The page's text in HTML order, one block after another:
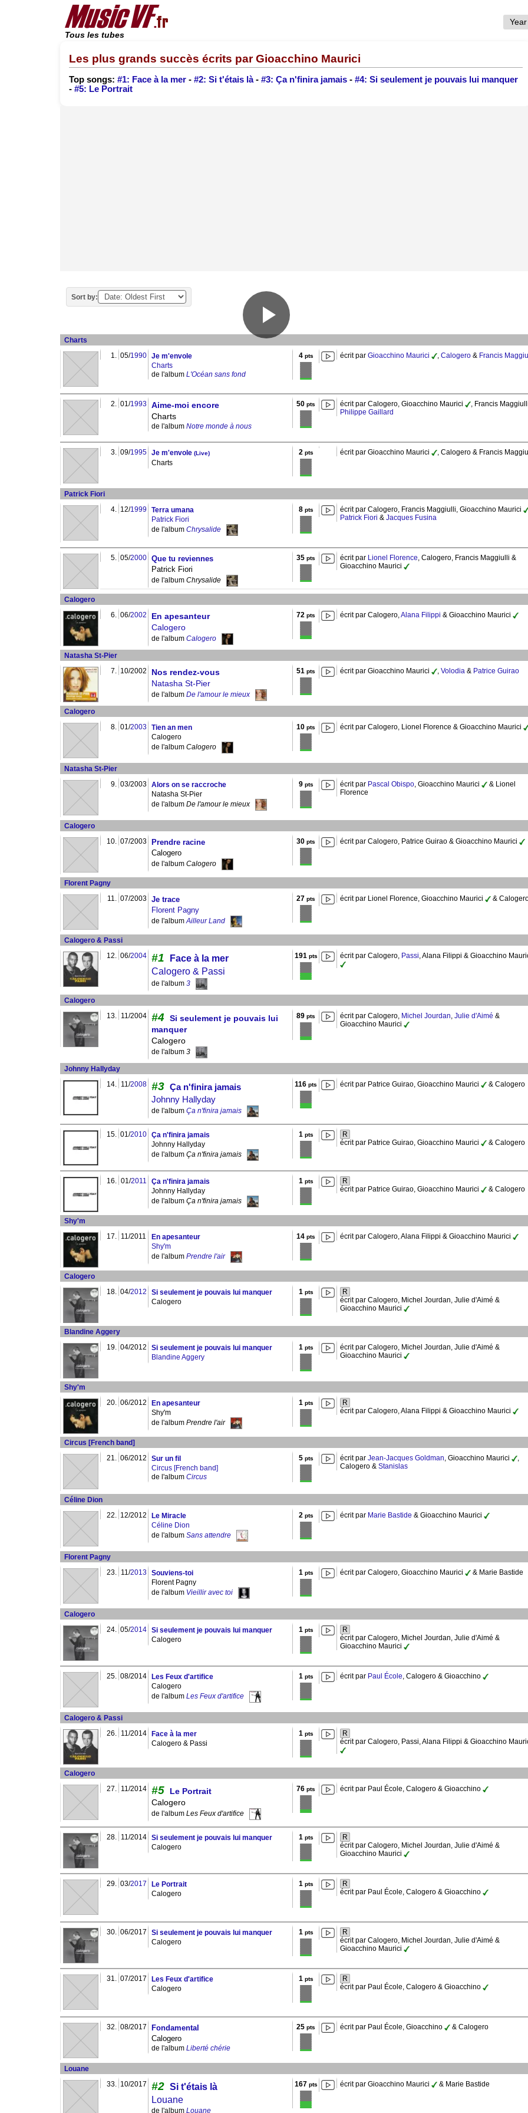
Tous les tubes
Les plus grands succès écrits par Gioacchino Maurici
Top songs: #1: Face à la mer - #2: Si t'étais là- #3: Ça n'finira jamais - #4: Si seulement je pouvais lui manquer
- #5: Le Portrait
Sort by:
Charts
1. 05/1990 Je m'envole
Charts
de l'album L'Océan sans fond
4pts écrit par Gioacchino Maurici , Calogero & Francis
2. 01/1993
Aime-moi encore
Charts
de l'album Notre monde à nous
50 pts écrit par Calogero, Gioacchino Maurici
, Francis
Philippe Gaillard
3. 09/1995 Je m'envole (Live)
Charts
2 pts écrit par Gioacchino Maurici , Calogero & Francis
Patrick Fiori
4. 12/1999
Terra umana
Patrick Fiori
de l'album Chrysalide
8pts
écrit par Calogero, Francis Maggiulli, Gioacchino Maurici
Patrick Fiori & Jacques Fusina
5. 05/2000 Que tu reviennes
Patrick Fiori
de l'album Chrysalide
35 pts écrit par Lionel Florence, Calogero, Francis Maggiulli &
Gioacchino Maurici
Calogero
6. 06/2002
En apesanteur
Calogero
de l'album Calogero
72 pts écrit par Calogero,Alana Filippi & Gioacchino Maurici
Natasha St-Pier
7. 10/2002
Nos rendez-vous
Natasha St-Pier
de l'album De l'amour le mieux
51 pts écrit par Gioacchino Maurici , Volodia & Patrice Guirao
Calogero
8. 01/2003
Tien an men
Calogero
de l'album Calogero
10 pts écrit par Calogero, Lionel Florence & Gioacchino Maurici
Natasha St-Pier
9. 03/2003 Alors on se raccroche
Natasha St-Pier
de l'album De l'amour le mieux
9pts écrit par Pascal Obispo, Gioacchino Maurici
& Lionel
Florence
Calogero
10. 07/2003
Prendre racine
Calogero
de l'album Calogero
30 pts écrit par Calogero, Patrice Guirao & Gioacchino Maurici
Florent Pagny
11. 07/2003 Je trace
Florent Pagny
de l'albumAilleur Land
27 pts écrit par Lionel Florence, Gioacchino Maurici &
Calogero & Passi
12. 06/2004 #1
Face à la mer
Calogero & Passi
de l'album 3
191 pts écrit par Calogero, Passi, Alana Filippi & Gioacchino
Calogero
13. 11/2004 #4 Si seulement je pouvais lui
manquer
Calogero
de l'album 3
89 pts écrit par Calogero, Michel Jourdan, Julie d'Aimé &
Gioacchino Maurici
Johnny Hallyday
14. 11/2008 #3 Ça n'finira jamais
Johnny Hallyday
de l'album Ça n'finira jamais
116 pts écrit par Patrice Guirao, Gioacchino Maurici & Calogero
15. 01/2010 Ça n'finira jamais
Johnny Hallyday
de l'album Ça n'finira jamais
1 pts
R
écrit par Patrice Guirao, Gioacchino Maurici
& Calogero
16. 01/2011
Ça n'finira jamais
Johnny Hallyday
de l'album Ça n'finira jamais
1 pts
R
écrit par Patrice Guirao, Gioacchino Maurici
& Calogero
Shy'm
17. 11/2011
En apesanteur
Shy'm
de l'album Prendre l'air
14 pts écrit par Calogero, Alana Filippi & Gioacchino Maurici
Calogero
18. 04/2012
Si seulement je pouvais lui manquer
Calogero
1 pts
R
écrit par Calogero, Michel Jourdan, Julie d'Aimé &
Gioacchino Maurici
Blandine Aggery
19. 04/2012
Si seulement je pouvais lui manquer
Blandine Aggery
1 pts
écrit par Calogero, Michel Jourdan, Julie d'Aimé &
Gioacchino Maurici
Shy'm
20. 06/2012
En apesanteur
Shy'm
de l'album Prendre l'air
1 pts
R
écrit par Calogero, Alana Filippi & Gioacchino Maurici
Circus [French band]
21. 06/2012
Sur un fil
Circus [French band]
de l'album Circus
5pts écrit par Jean-Jacques Goldman, Gioacchino Maurici
,
Calogero & Stanislas
Céline Dion
22. 12/2012
Le Miracle
Céline Dion
de l'album Sans attendre
2 pts écrit par Marie Bastide & Gioacchino Maurici
Florent Pagny
23. 11/2013
Souviens-toi
Florent Pagny
de l'album Vieillir avec toi
1 pts écrit par Calogero, Gioacchino Maurici & Marie Bastide
Calogero
24. 05/2014 Si seulement je pouvais lui manquer
Calogero
1 pts
R
écrit par Calogero, Michel Jourdan, Julie d'Aimé &
Gioacchino Maurici
25. 08/2014
Les Feux d'artifice
Calogero
de l'album Les Feux d'artifice
1 pts écrit par Paul École, Calogero & Gioacchino
Calogero & Passi
26. 11/2014
Face à la mer
Calogero & Passi
1 pts
R
écrit par Calogero, Passi, Alana Filippi & Gioacchino
Calogero
27. 11/2014 #5
Le Portrait
Calogero
de l'album Les Feux d'artifice
76 pts écrit par Paul École, Calogero & Gioacchino
28. 11/2014
Si seulement je pouvais lui manquer
Calogero
1 pts
R
écrit par Calogero, Michel Jourdan, Julie d'Aimé &
Gioacchino Maurici
29. 03/2017
Le Portrait
Calogero
1 pts
R
écrit par Paul École, Calogero & Gioacchino
30. 06/2017
Si seulement je pouvais lui manquer
Calogero
1 pts
R
écrit par Calogero, Michel Jourdan, Julie d'Aimé &
Gioacchino Maurici
31. 07/2017
Les Feux d'artifice
Calogero
1 pts
R
écrit par Paul École, Calogero & Gioacchino
32. 08/2017
Fondamental
Calogero
de l'album Liberté chérie
25 pts écrit par Paul École, Gioacchino & Calogero
Louane
33. 10/2017 #2 Si t'étais là
Louane
de l'album Louane
167 pts écrit par Gioacchino Maurici & Marie Bastide